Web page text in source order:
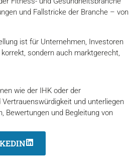
und Fallstricke der Branche – von
ist für Unternehmen, Investoren
sondern auch marktgerecht,
wie der IHK oder der
und unterliegen
Bewertungen und Begleitung von